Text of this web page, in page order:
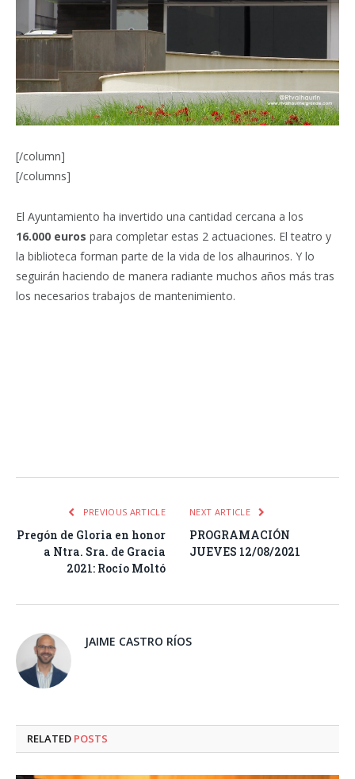
[/column]
[/columns]
El Ayuntamiento ha invertido una cantidad cercana a los
16.000 euros para completar estas 2 actuaciones. El teatro y
la biblioteca forman parte de la vida de los alhaurinos. Y lo
seguirán haciendo de manera radiante muchos años más tras
los necesarios trabajos de mantenimiento.
PREVIOUS ARTICLE
Pregón de Gloria en honor
a Ntra. Sra. de Gracia
2021: Rocío Moltó
NEXT ARTICLE
PROGRAMACIÓN
JUEVES 12/08/2021
JAIME CASTRO RÍOS
RELATED POSTS